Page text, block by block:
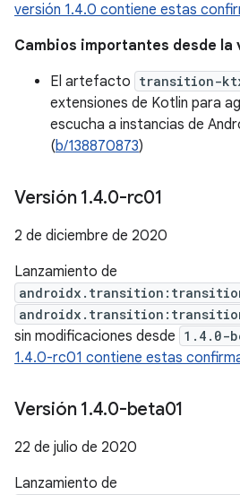
versión 1.4.0 contiene estas
Cambios importantes desde la
El artefacto transition-
extensiones de Kotlin para
escucha a instancias de
(b/138870873)
Versión 1.4.0-rc01
2 de diciembre de 2020
Lanzamiento de
sin modificaciones desde 1.4.0-
1.4.0-rc01 contiene estas
Versión 1.4.0-beta01
22 de julio de 2020
Lanzamiento de